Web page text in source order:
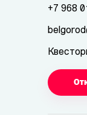
+7 968